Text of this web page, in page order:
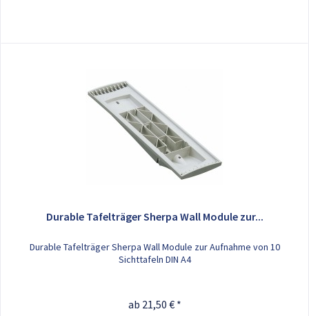
Durable Tafelträger Sherpa Wall Module zur...
Durable Tafelträger Sherpa Wall Module zur Aufnahme von 10
Sichttafeln DIN A4
ab 21,50 € *